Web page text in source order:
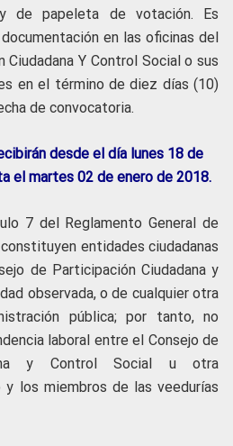
de papeleta de votación. Es
en las oficinas del
Ciudadana Y Control Social o sus
en el término de diez días (10)
de convocatoria.
desde el día lunes 18 de
el martes 02 de enero de 2018.
7 del Reglamento General de
entidades ciudadanas
de Participación Ciudadana y
observada, o de cualquier otra
pública; por tanto, no
laboral entre el Consejo de
y Control Social u otra
los miembros de las veedurías